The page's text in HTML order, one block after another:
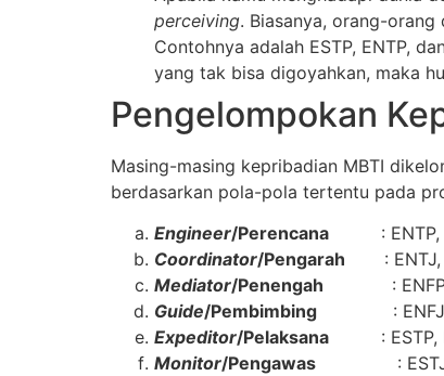
perceiving. Biasanya, orang-
Contohnya adalah ESTP, ENTP,
yang tak bisa digoyahkan, maka
Pengelompokan
Masing-masing kepribadian MBTI
berdasarkan pola-pola tertentu pada
Engineer/Perencana :
Coordinator/Pengarah :
Mediator/Penengah
: ENFP,
Guide/Pembimbing : ENFJ,
Expeditor/Pelaksana : ESTP,
Monitor/Pengawas : ESTJ,